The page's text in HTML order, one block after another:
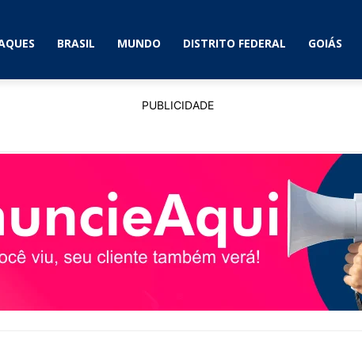
BRASIL MUNDO DISTRITO FEDERAL GOIÁS
PUBLICIDADE